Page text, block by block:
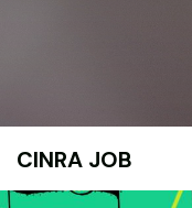
CINRA JOB